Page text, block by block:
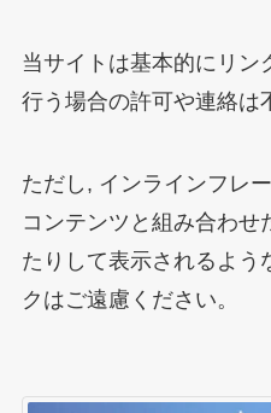
当サイトは基本的にリン
行う場合の許可や連絡は
ただし, インラインフレ
コンテンツと組み合わせ
たりして表示されるよう
クはご遠慮ください。